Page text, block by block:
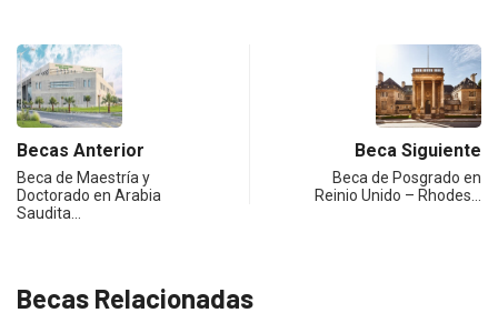
Becas Anterior
Beca de Maestría y
Doctorado en Arabia
Saudita…
Beca Siguiente
Beca de Posgrado en
Reinio Unido – Rhodes…
Becas Relacionadas